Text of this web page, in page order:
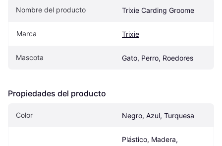
Nombre del producto Trixie Carding Groome
Marca Trixie
Mascota Gato, Perro, Roedores
Propiedades del producto
Color Negro, Azul, Turquesa
Plástico, Madera,